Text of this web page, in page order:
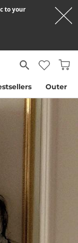
to your
Outer